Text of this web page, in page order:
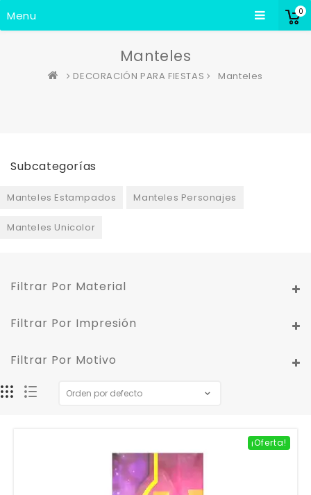
0
Menu
Manteles
DECORACIÓN PARA FIESTAS Manteles
Subcategorías
Manteles Estampados Manteles Personajes
Manteles Unicolor
Filtrar Por Material
Filtrar Por Impresión
Filtrar Por Motivo
¡Oferta!